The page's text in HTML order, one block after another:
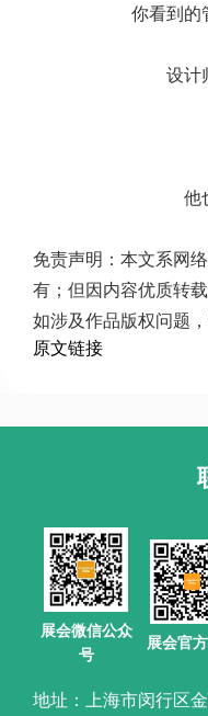
你看到的
设计
他
免责声明：本文系网
有；但因内容优质转
如涉及作品版权问题，
原文链接
展会微信公众
号
展会官
地址：上海市闵行区